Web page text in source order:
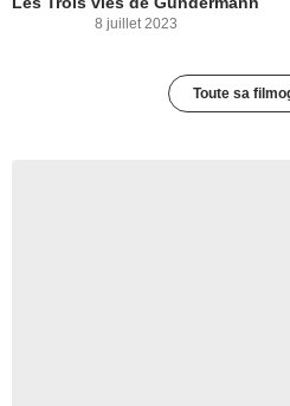
8 juillet 2023
Toute sa